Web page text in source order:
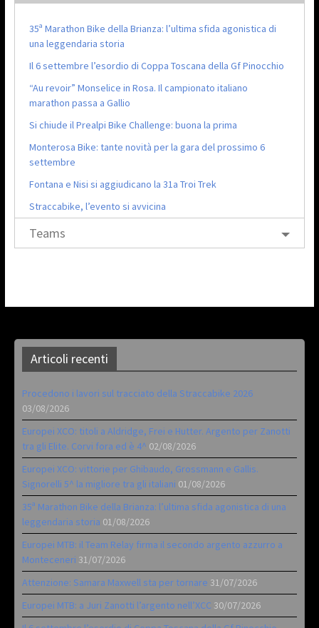
35ª Marathon Bike della Brianza: l’ultima sfida agonistica di
una leggendaria storia
Il 6 settembre l’esordio di Coppa Toscana della Gf Pinocchio
“Au revoir” Monselice in Rosa. Il campionato italiano
marathon passa a Gallio
Si chiude il Prealpi Bike Challenge: buona la prima
Monterosa Bike: tante novità per la gara del prossimo 6
settembre
Fontana e Nisi si aggiudicano la 31a Troi Trek
Straccabike, l’evento si avvicina
Teams
Articoli recenti
Procedono i lavori sul tracciato della Straccabike 2026
03/08/2026
Europei XCO: titoli a Aldridge, Frei e Hutter. Argento per Zanotti
tra gli Elite. Corvi fora ed è 4^ 02/08/2026
Europei XCO: vittorie per Ghibaudo, Grossmann e Gallis.
Signorelli 5^ la migliore tra gli italiani 01/08/2026
35ª Marathon Bike della Brianza: l’ultima sfida agonistica di una
leggendaria storia 01/08/2026
Europei MTB: il Team Relay firma il secondo argento azzurro a
Monteceneri 31/07/2026
Attenzione: Samara Maxwell sta per tornare 31/07/2026
Europei MTB: a Juri Zanotti l’argento nell’XCC 30/07/2026